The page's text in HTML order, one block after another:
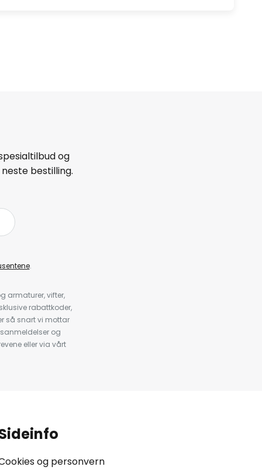
og
bestilling.
.
armaturer, vifter,
rabattkoder,
så snart vi mottar
og
eller via vårt
og personvern